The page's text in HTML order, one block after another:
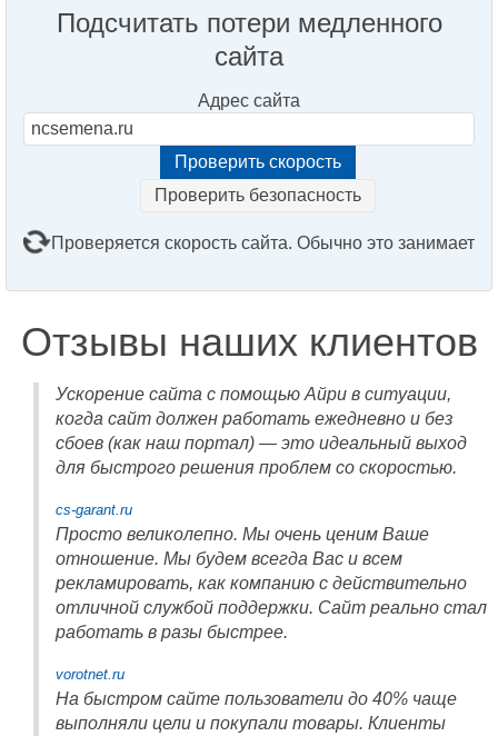
Подсчитать потери медленного
сайта
Адрес сайта
Проверить безопасность
Проверяется скорость сайта. Обычно это занимает
Отзывы наших клиентов
Ускорение сайта с помощью Айри в ситуации,
когда сайт должен работать ежедневно и без
сбоев (как наш портал) — это идеальный выход
для быстрого решения проблем со скоростью.
cs-garant.ru
Просто великолепно. Мы очень ценим Ваше
отношение. Мы будем всегда Вас и всем
рекламировать, как компанию с действительно
отличной службой поддержки. Сайт реально стал
работать в разы быстрее.
vorotnet.ru
На быстром сайте пользователи до 40% чаще
выполняли цели и покупали товары. Клиенты